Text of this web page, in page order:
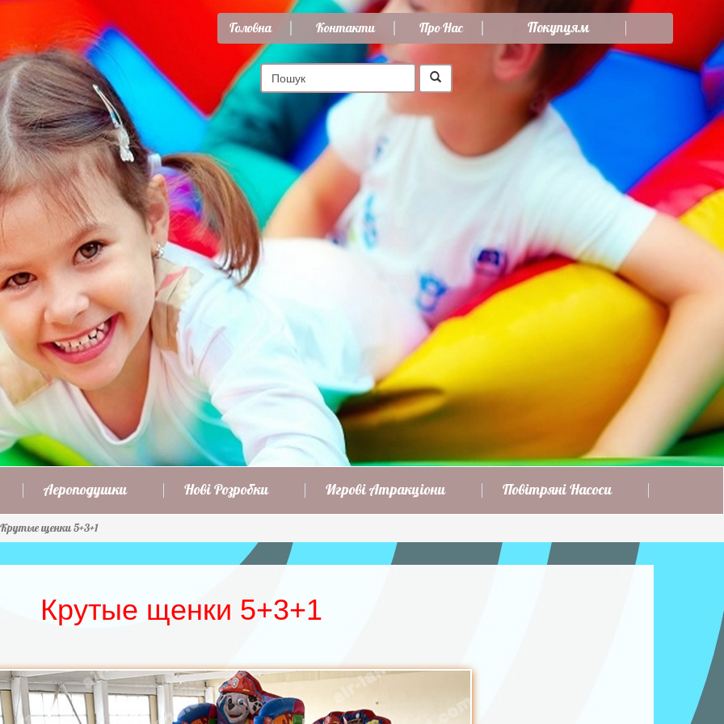
Головна Контакти Про Нас Покупцям
Аероподушки Нові Розробки Игрові Атракціони Повітряні Насоси
Крутые щенки 5+3+1
Крутые щенки 5+3+1